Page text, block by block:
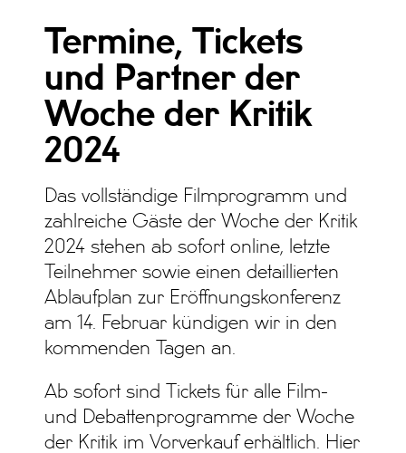
Termine, Tickets
und Partner der
Woche der Kritik
2024
Das vollständige Filmprogramm und
zahlreiche Gäste der Woche der Kritik
2024 stehen ab sofort online, letzte
Teilnehmer sowie einen detaillierten
Ablaufplan zur Eröffnungskonferenz
am 14. Februar kündigen wir in den
kommenden Tagen an.
Ab sofort sind Tickets für alle Film-
und Debattenprogramme der Woche
der Kritik im Vorverkauf erhältlich. Hier